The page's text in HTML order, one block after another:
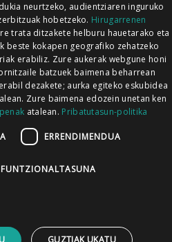
neurtzeko, audientziaren inguruko
hobetzeko. Hirugarrenen
trata ditzakete helburu hauetarako eta
beste kokapen geografiko zehatzeko
erabiliz. Zure aukerak webgune honi
batzuek baimena beharrean
dezakete; aurka egiteko eskubidea
Zure baimena edozein unetan ken
atalean. Pribatutasun-politika
ERRENDIMENDUA
FUNTZIONALTASUNA
GUZTIAK UKATU